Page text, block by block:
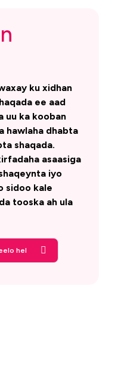
ku xidhan
ee aad
uu ka kooban
hawlaha dhabta
shaqada.
asaasiga
iyo
sidoo kale
tooska ah ula
hel